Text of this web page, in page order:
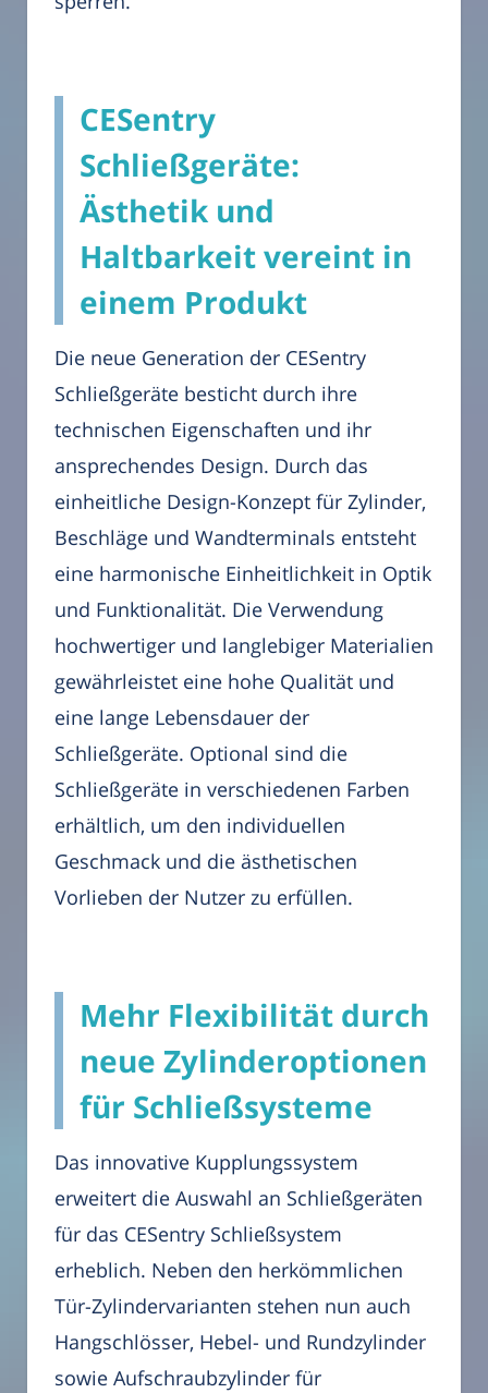
CESentry
Schließgeräte:
Ästhetik und
Haltbarkeit vereint in
einem Produkt
Die neue Generation der CESentry
Schließgeräte besticht durch ihre
technischen Eigenschaften und ihr
ansprechendes Design. Durch das
einheitliche Design-Konzept für Zylinder,
Beschläge und Wandterminals entsteht
eine harmonische Einheitlichkeit in Optik
und Funktionalität. Die Verwendung
hochwertiger und langlebiger Materialien
gewährleistet eine hohe Qualität und
eine lange Lebensdauer der
Schließgeräte. Optional sind die
Schließgeräte in verschiedenen Farben
erhältlich, um den individuellen
Geschmack und die ästhetischen
Vorlieben der Nutzer zu erfüllen.
Mehr Flexibilität durch
neue Zylinderoptionen
für Schließsysteme
Das innovative Kupplungssystem
erweitert die Auswahl an Schließgeräten
für das CESentry Schließsystem
erheblich. Neben den herkömmlichen
Tür-Zylindervarianten stehen nun auch
Hangschlösser, Hebel- und Rundzylinder
sowie Aufschraubzylinder für